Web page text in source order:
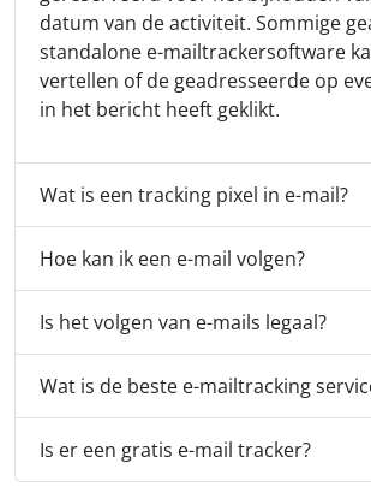
datum van de activiteit. Sommige
standalone e-mailtrackersoftware
vertellen of de geadresseerde op
in het bericht heeft geklikt.
Wat is een tracking pixel in e-mail?
Hoe kan ik een e-mail volgen?
Is het volgen van e-mails legaal?
Wat is de beste e-mailtracking
Is er een gratis e-mail tracker?